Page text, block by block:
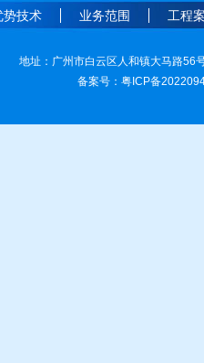
势技术 业务范围 工程
地址：广州市白云区人和镇大马路
备案号： 粤ICP备